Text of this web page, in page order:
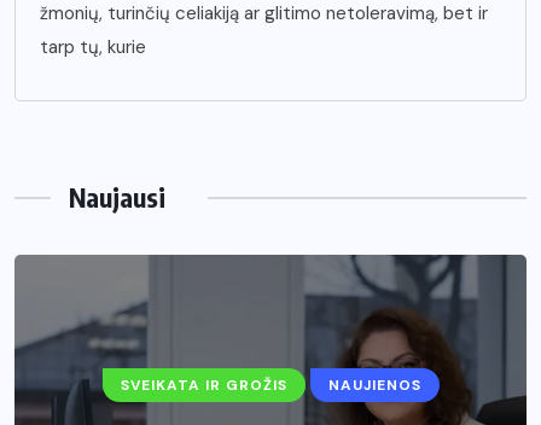
žmonių, turinčių celiakiją ar glitimo netoleravimą, bet ir
tarp tų, kurie
Naujausi
SVEIKATA IR GROŽIS NAUJIENOS